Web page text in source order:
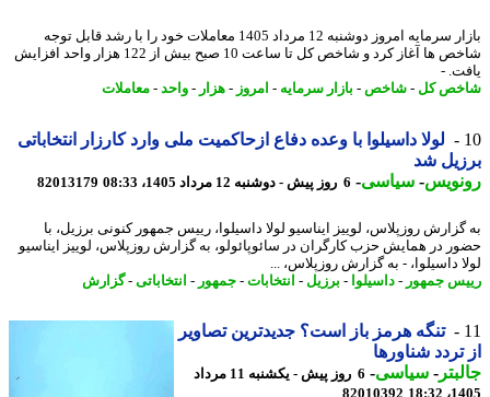
بازار سرمایه امروز دوشنبه 12 مرداد 1405 معاملات خود را با رشد قابل توجه
شاخص ها آغاز کرد و شاخص کل تا ساعت 10 صبح بیش از 122 هزار واحد افزایش
-
کل-شاخص-بازار سرمایه -امروز- هزار - واحد-معاملات
لولا داسیلوا با وعده دفاع ازحاکمیت ملی وارد کارزار انتخاباتی
شد
-سیاسی-6 روز پیش - دوشنبه 12 مرداد 1405، 08:33 82013179
روزپلاس، لوییز ایناسیو لولا داسیلوا، رییس جمهور کنونی برزیل، با
در همایش حزب کارگران در سائوپائولو، به گزارش روزپلاس، لوییز ایناسیو
داسیلوا، - به گزارش روزپلاس، ...
جمهور-داسیلوا-برزیل - انتخابات-جمهور-انتخاباتی-گزارش
تنگه هرمز باز است؟ جدیدترین تصاویر
شناورها
-سیاسی-
6 روز پیش - یکشنبه 11 مرداد
82010392